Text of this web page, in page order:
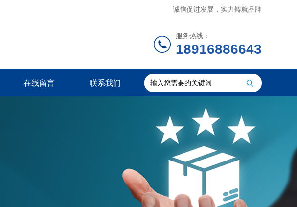
诚信促进发展，实力铸就品牌
服务热线：
18916886643
在线留言 联系我们